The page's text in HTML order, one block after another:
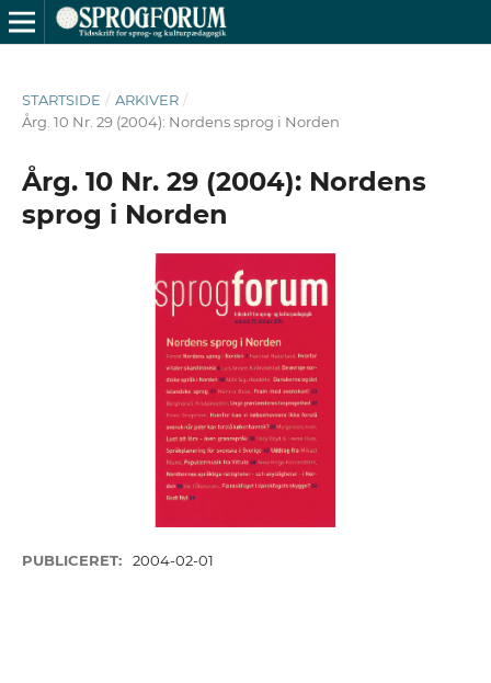
STARTSIDE / ARKIVER /
Årg. 10 Nr. 29 (2004): Nordens sprog i Norden
Årg. 10 Nr. 29 (2004): Nordens
sprog i Norden
PUBLICERET: 2004-02-01